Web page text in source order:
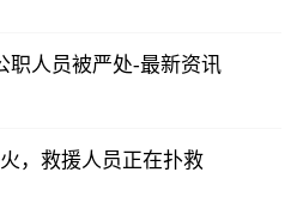
职人员被严处-最新资讯
，救援人员正在扑救